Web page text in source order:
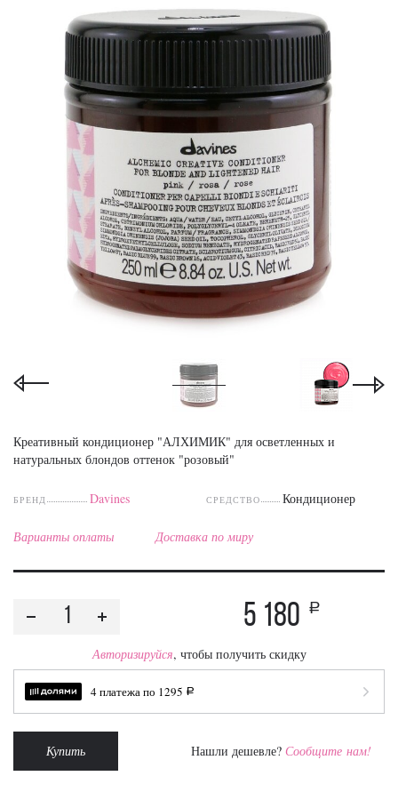
Креативный кондиционер "АЛХИМИК" для осветленных и
натуральных блондов оттенок "розовый"
БРЕНД Davines СРЕДСТВО Кондиционер
Варианты оплаты Доставка по миру
5 180 a
Авторизируйся, чтобы получить скидку
4 платежа по 1295 a
Купить Нашли дешевле? Сообщите нам!